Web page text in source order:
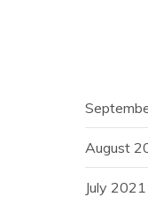
August
July 2021